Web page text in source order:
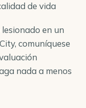
de vida
en un
comuníquese
nada a menos